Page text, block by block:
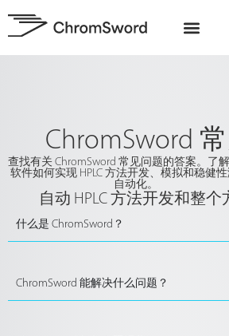
ChromSword
查找有关 ChromSword 常见问题的答案。了
软件如何实现 HPLC 方法开发、模拟和稳健
自动化。
自动 HPLC 方法开发和整
什么是 ChromSword？
ChromSword 能解决什么问题？